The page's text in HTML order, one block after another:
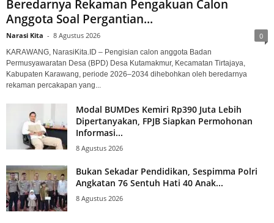
Beredarnya Rekaman Pengakuan Calon
Anggota Soal Pergantian...
Narasi Kita - 8 Agustus 2026 0
KARAWANG, NarasiKita.ID – Pengisian calon anggota Badan
Permusyawaratan Desa (BPD) Desa Kutamakmur, Kecamatan Tirtajaya,
Kabupaten Karawang, periode 2026–2034 dihebohkan oleh beredarnya
rekaman percakapan yang...
Modal BUMDes Kemiri Rp390 Juta Lebih
Dipertanyakan, FPJB Siapkan Permohonan
Informasi...
8 Agustus 2026
Bukan Sekadar Pendidikan, Sespimma Polri
Angkatan 76 Sentuh Hati 40 Anak...
8 Agustus 2026